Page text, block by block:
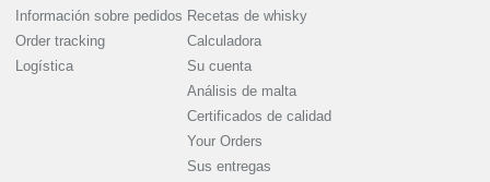
Información sobre pedidos
Order tracking
Logística
Recetas de whisky
Calculadora
Su cuenta
Análisis de malta
Certificados de calidad
Your Orders
Sus entregas